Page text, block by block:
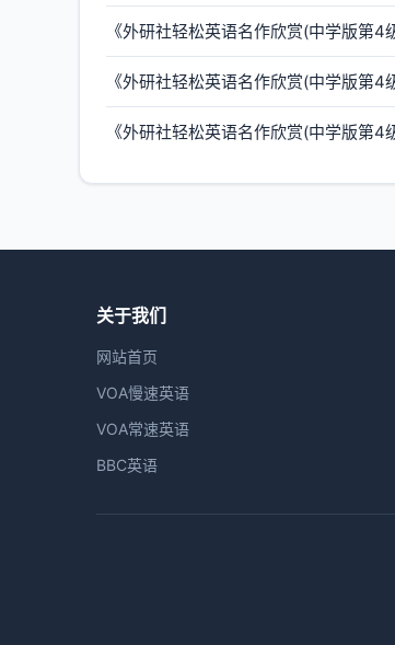
《外研社轻松英语名作欣赏(中学版第
《外研社轻松英语名作欣赏(中学版第
《外研社轻松英语名作欣赏(中学版第
关于我们
网站首页
VOA慢速英语
VOA常速英语
BBC英语